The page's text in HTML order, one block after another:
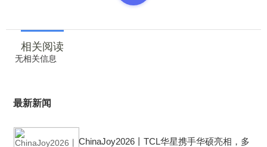
相关阅读
无相关信息
最新新闻
ChinaJoy2026丨TCL华星携手华硕亮相，多